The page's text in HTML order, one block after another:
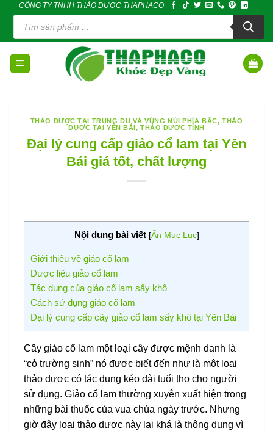
content
CÔNG TY TNHH THẢO DƯỢC THAPHACO
Tìm
kiếm
phẩm
THẢO DƯỢC TẠI TRUNG DU VÀ VÙNG NÚI PHÍA BẮC, THẢO
DƯỢC TẠI YÊN BÁI ,THẢO DƯỢC TỈNH
Đại lý cung cấp giảo cổ lam tại Yên
Bái giá tốt, chất lượng
Nội dung bài viết [Ẩn Mục Lục]
Giới thiệu về giảo cổ lam
Dược liệu giảo cổ lam
Tác dụng của giảo cổ lam sấy khô
Cách sử dụng giảo cổ lam
Đại lý cung cấp cây giảo cổ lam sấy khô tại Yên Bái
Cây giảo cổ lam một loại cây được mệnh danh là
“cỏ trường sinh” nó được biết đến như là một loại
thảo dược có tác dụng kéo dài tuổi thọ cho người
sử dụng. Giảo cổ lam thường xuyên xuất hiện trong
những bài thuốc của vua chúa ngày trước. Nhưng
giờ đây loại thảo dược này lại khá là thông dụng vì